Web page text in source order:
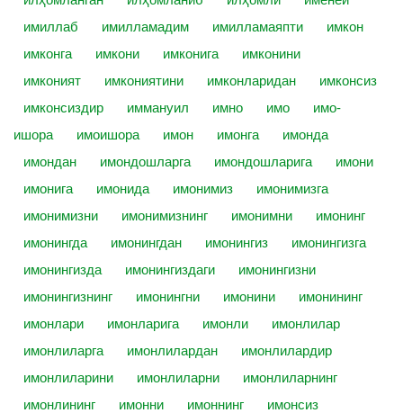
имиллаб
имилламадим имилламаяпти
имкон
имконга
имкони имконига
имконини
имконият
имкониятини имконларидан
имконсиз
имконсиздир
иммануил имно имо
имо-
ишора
имоишора имон имонга
имонда
имондан
имондошларга имондошларига
имони
имонига
имонида имонимиз
имонимизга
имонимизни
имонимизнинг имонимни
имонинг
имонингда
имонингдан имонингиз
имонингизга
имонингизда
имонингиздаги
имонингизни
имонингизнинг
имонингни имонини
имонининг
имонлари
имонларига имонли
имонлилар
имонлиларга
имонлилардан
имонлилардир
имонлиларини
имонлиларни
имонлиларнинг
имонлининг
имонни имоннинг
имонсиз